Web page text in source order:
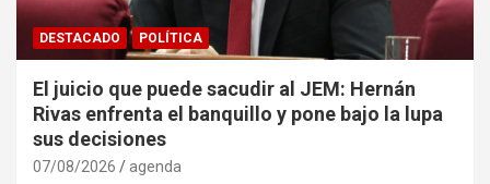
DESTACADO POLÍTICA
El juicio que puede sacudir al JEM: Hernán
Rivas enfrenta el banquillo y pone bajo la lupa
sus decisiones
07/08/2026 agenda